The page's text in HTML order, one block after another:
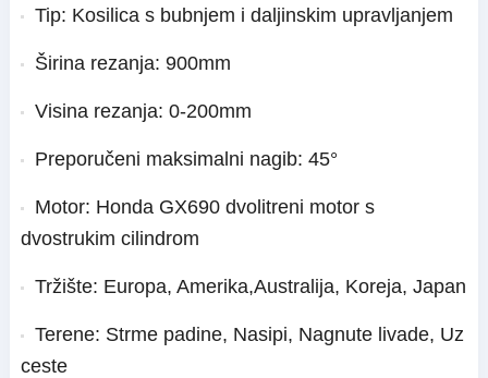
Tip: Kosilica s bubnjem i daljinskim upravljanjem
Širina rezanja: 900mm
Visina rezanja: 0-200mm
Preporučeni maksimalni nagib: 45°
Motor: Honda GX690 dvolitreni motor s
dvostrukim cilindrom
Tržište: Europa, Amerika,Australija, Koreja, Japan
Terene: Strme padine, Nasipi, Nagnute livade, Uz
ceste